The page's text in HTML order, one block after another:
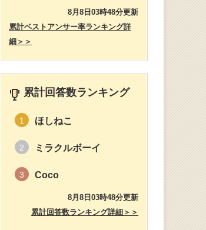
8月8日03時48分更新
累計ベストアンサー率ランキング詳
細＞＞
累計回答数ランキング
1 ほしねこ
2 ミラクルボーイ
3 Coco
8月8日03時48分更新
累計回答数ランキング詳細＞＞